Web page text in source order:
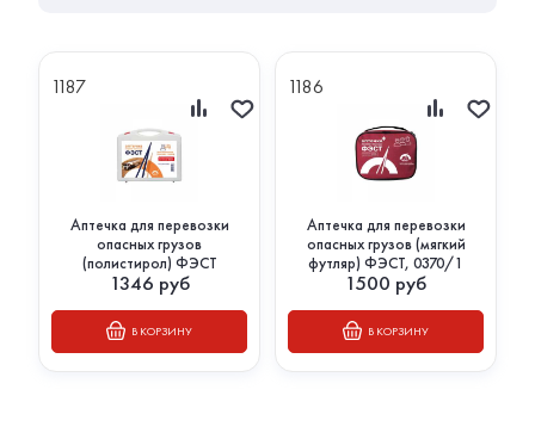
1187
Аптечка для перевозки
опасных грузов
(полистирол) ФЭСТ
1346 руб
В КОРЗИНУ
1186
Аптечка для перевозки
опасных грузов (мягкий
футляр) ФЭСТ, 0370/1
1500 руб
В КОРЗИНУ